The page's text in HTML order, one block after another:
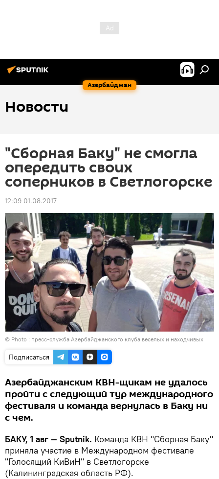
Азербайджан
Новости
"Сборная Баку" не смогла
опередить своих
соперников в Светлогорске
12:09 01.08.2017
© Photo : пресс-служба Азербайджанcкого клуба веселых и находчивых
Подписаться
Азербайджанским КВН-щикам не удалось
пройти с следующий тур международного
фестиваля и команда вернулась в Баку ни
с чем.
БАКУ, 1 авг — Sputnik. Команда КВН "Сборная Баку"
приняла участие в Международном фестивале
"Голосящий КиВиН" в Светлогорске
(Калининградская область РФ).